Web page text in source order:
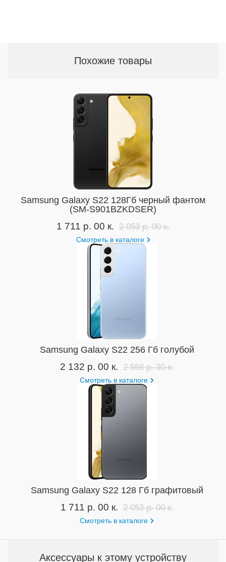
Похожие товары
Samsung Galaxy S22 128Гб черный фантом
(SM-S901BZKDSER)
1 711 р. 00 к. 2 053 р. 00 к.
Смотреть в каталоге
Samsung Galaxy S22 256 Гб голубой
2 132 р. 00 к. 2 558 р. 30 к.
Смотреть в каталоге
Samsung Galaxy S22 128 Гб графитовый
1 711 р. 00 к. 2 053 р. 00 к.
Смотреть в каталоге
Аксессуары к этому устройству